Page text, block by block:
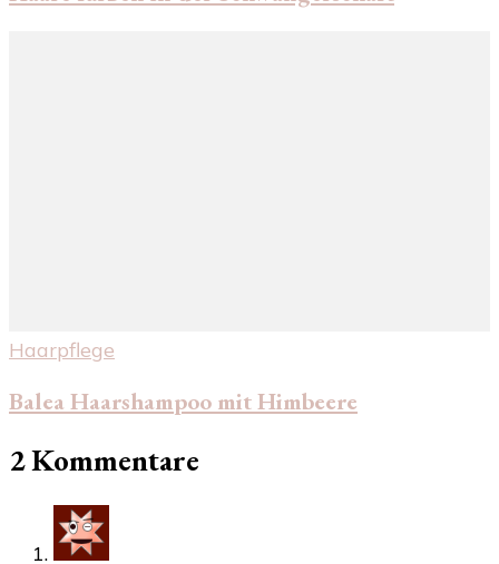
Haarpflege
Balea Haarshampoo mit Himbeere
2 Kommentare